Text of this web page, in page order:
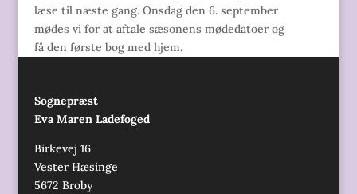
læse til næste gang. Onsdag den 6. september
mødes vi for at aftale sæsonens mødedatoer og
få den første bog med hjem.
Sognepræst
Eva Maren Ladefoged
Birkevej 16
Vester Hæsinge
5672 Broby